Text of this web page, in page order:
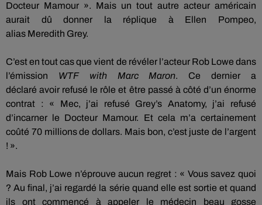
Docteur Mamour ». Mais un tout autre acteur américain
aurait dû donner la réplique à Ellen Pompeo,
alias Meredith Grey.
C’est en tout cas que vient de révéler l’acteur Rob Lowe dans
l’émission WTF withMarc Maron. Ce dernier
a
déclaré avoir refusé le rôle et être passé à côté d’un énorme
contrat :
« Mec, j’ai refusé Grey’s Anatomy, j’ai refusé
d’incarner le Docteur Mamour.
Et cela m’a certainement
coûté 70 millions de dollars. Mais bon, c’est juste de l’argent
! ».
Mais Rob Lowe n’éprouve aucun regret : « Vous savez quoi
? Au final, j’ai regardé la série quand elle est sortie et quand
ils ont commencé à appeler le médecin beau gosse